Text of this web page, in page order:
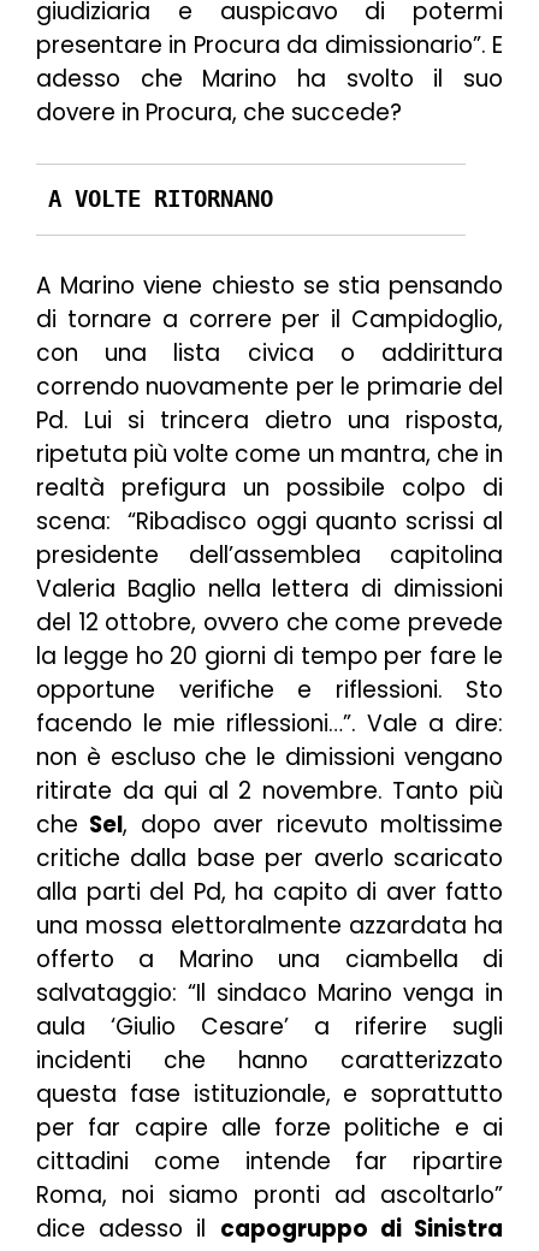
giudiziaria e auspicavo di potermi
presentare in Procura da dimissionario”. E
adesso che Marino ha svolto il suo
dovere in Procura, che succede?
A VOLTE RITORNANO
A Marino viene chiesto se stia pensando
di tornare a correre per il Campidoglio,
con una lista civica o addirittura
correndo nuovamente per le primarie del
Pd. Lui si trincera dietro una risposta,
ripetuta più volte come un mantra, che in
realtà prefigura un possibile colpo di
scena:“Ribadisco oggi quanto scrissi al
presidente dell’assemblea capitolina
Valeria Baglio nella lettera di dimissioni
del 12 ottobre, ovvero che come prevede
la legge ho 20 giorni di tempo per fare le
opportune verifiche e riflessioni. Sto
facendo le mie riflessioni…”. Vale a dire:
non è escluso che le dimissioni vengano
ritirate da qui al 2 novembre. Tanto più
che Sel, dopo aver ricevuto moltissime
critiche dalla base per averlo scaricato
alla parti del Pd, ha capito di aver fatto
una mossa elettoralmente azzardata ha
offerto a Marino una ciambella di
salvataggio: “Il sindaco Marino venga in
aula ‘Giulio Cesare’ a riferire sugli
incidenti che hanno caratterizzato
questa fase istituzionale, e soprattutto
per far capire alle forze politiche e ai
cittadini come intende far ripartire
Roma, noi siamo pronti ad ascoltarlo”
dice adesso il capogruppo di Sinistra